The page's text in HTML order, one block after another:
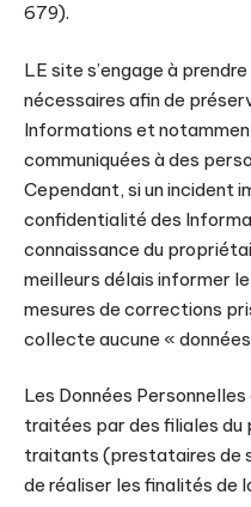
679).
LE site s’engage à
nécessaires afin de
Informations et
communiquées à des
Cependant, si un incident
confidentialité des
connaissance du
meilleurs délais informer
mesures de corrections
collecte aucune «
Les Données
traitées par des filiales
traitants (prestataires de
de réaliser les finalités de